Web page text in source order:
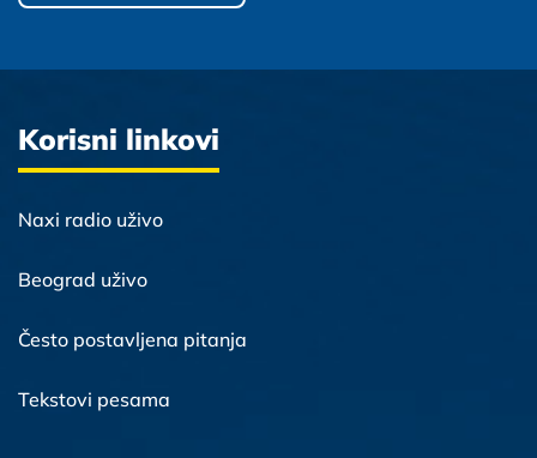
Korisni linkovi
Naxi radio uživo
Beograd uživo
Često postavljena pitanja
Tekstovi pesama